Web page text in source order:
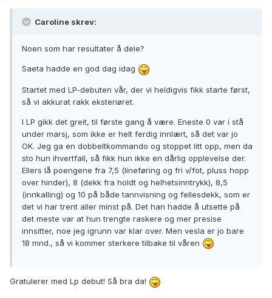
Caroline skrev:
Noen som har resultater å dele?
Saeta hadde en god dag idag
Startet med LP-debuten vår, der vi heldigvis fikk starte først,
så vi akkurat rakk eksteriøret.
I LP gikk det greit, til første gang å være. Eneste 0 var i stå
under marsj, som ikke er helt ferdig innlært, så det var jo
OK. Jeg ga en dobbeltkommando og stoppet litt opp, men da
sto hun ihvertfall, så fikk hun ikke en dårlig opplevelse der.
Ellers lå poengene fra 7,5 (lineføring og fri v/fot, pluss hopp
over hinder), 8 (dekk fra holdt og helhetsinntrykk), 8,5
(innkalling) og 10 på både tannvisning og fellesdekk, som er
det vi har trent aller minst på. Det han hadde å utsette på
det meste var at hun trengte raskere og mer presise
innsitter, noe jeg igrunn var klar over. Men vesla er jo bare
18 mnd., så vi kommer sterkere tilbake til våren
Gratulerer med Lp debut! Så bra da!